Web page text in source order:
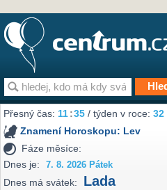
Přesný čas:11:35 / týden v roce:32
Znamení Horoskopu: Lev
Fáze měsíce:
Dnes je:
7. 8. 2026 Pátek
Dnes má svátek: Lada